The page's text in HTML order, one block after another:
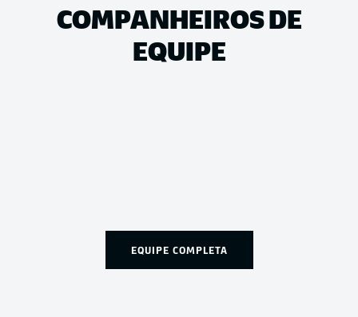
COMPANHEIROS DE
EQUIPE
EQUIPE COMPLETA